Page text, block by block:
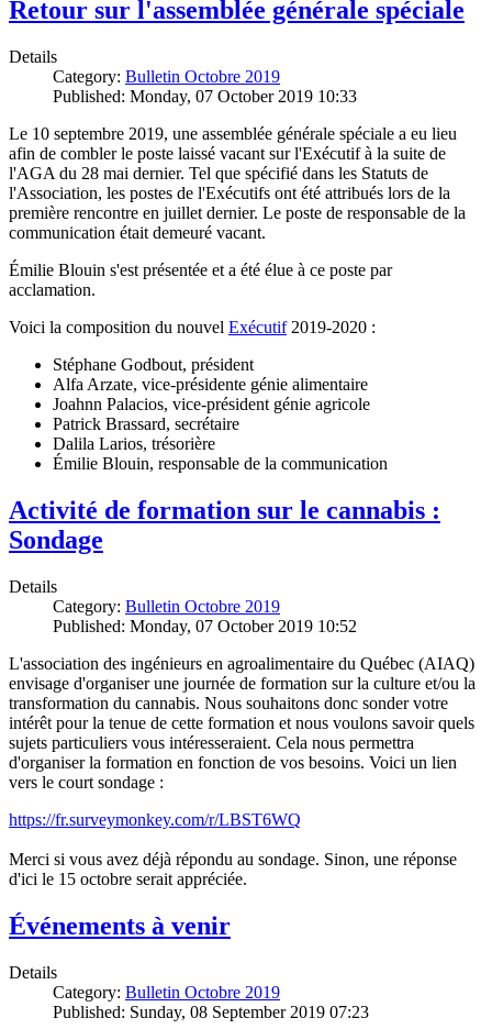
Retour sur l'assemblée générale spéciale
Details
Category: Bulletin Octobre 2019
Published: Monday, 07 October 2019 10:33
Le 10 septembre 2019, une assemblée générale spéciale a eu lieu
afin de combler le poste laissé vacant sur l'Exécutif à la suite de
l'AGA du 28 mai dernier. Tel que spécifié dans les Statuts de
l'Association, les postes de l'Exécutifs ont été attribués lors de la
première rencontre en juillet dernier. Le poste de responsable de la
communication était demeuré vacant.
Émilie Blouin s'est présentée et a été élue à ce poste par
acclamation.
Voici la composition du nouvel Exécutif2019-2020 :
Stéphane Godbout, président
Alfa Arzate, vice-présidente génie alimentaire
Joahnn Palacios, vice-président génie agricole
Patrick Brassard, secrétaire
Dalila Larios, trésorière
Émilie Blouin, responsable de la communication
Activité de formation sur le cannabis :
Sondage
Details
Category: Bulletin Octobre 2019
Published: Monday, 07 October 2019 10:52
L'association des ingénieurs en agroalimentaire du Québec (AIAQ)
envisage d'organiser une journée de formation sur la culture et/ou la
transformation du cannabis. Nous souhaitons donc sonder votre
intérêt pour la tenue de cette formation et nous voulons savoir quels
sujets particuliers vous intéresseraient. Cela nous permettra
d'organiser la formation en fonction de vos besoins. Voici un lien
vers le court sondage :
https://fr.surveymonkey.com/r/LBST6WQ
Merci si vous avez déjà répondu au sondage. Sinon, une réponse
d'ici le 15 octobre serait appréciée.
Événements à venir
Details
Category: Bulletin Octobre 2019
Published: Sunday, 08 September 2019 07:23